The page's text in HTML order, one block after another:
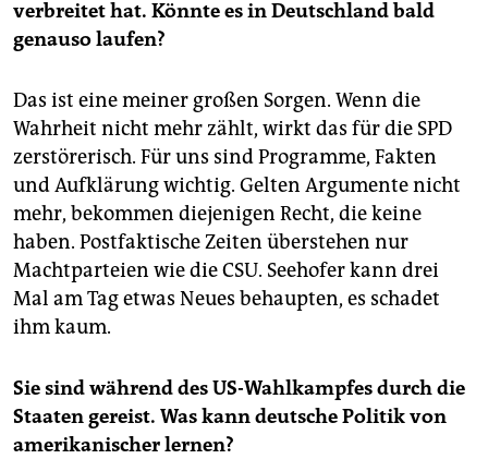
verbreitet hat. Könnte es in Deutschland bald
genauso laufen?
Das ist eine meiner großen Sorgen. Wenn die
Wahrheit nicht mehr zählt, wirkt das für die SPD
zerstörerisch. Für uns sind Programme, Fakten
und Aufklärung wichtig. Gelten Argumente nicht
mehr, bekommen diejenigen Recht, die keine
haben. Postfaktische Zeiten überstehen nur
Machtparteien wie die CSU. Seehofer kann drei
Mal am Tag etwas Neues behaupten, es schadet
ihm kaum.
Sie sind während des US-Wahlkampfes durch die
Staaten gereist. Was kann deutsche Politik von
amerikanischer lernen?